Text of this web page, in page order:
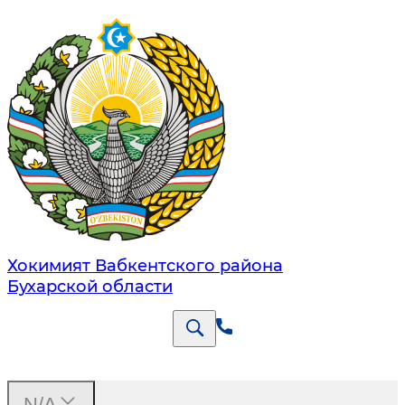
Хокимият Вабкентского района
Бухарской области